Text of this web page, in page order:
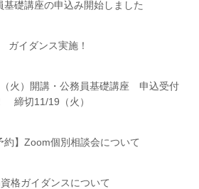
基礎講座の申込み開始しました
イダンス実施！
火）開講・公務員基礎講座 申込受付
締切11/19（火）
約】Zoom個別相談会について
格ガイダンスについて